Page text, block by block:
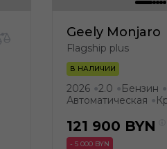
Geely Monjaro
Flagship plus
В НАЛИЧИИ
2026 ●2.0 ● Бензин ●
Автоматическая ●
121 900 BYN
- 5 000 BYN